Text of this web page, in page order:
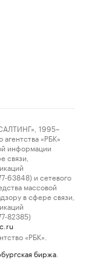
1995–
«РБК»
информации
связи,
63848) и сетевого
массовой
в сфере связи,
82385)
«РБК».
биржа